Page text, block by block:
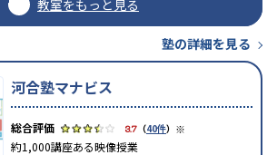
教室をもっと見る
塾の詳細を見る
河合塾マナビス
3.7 （40件） ※
約1,000講座ある映像授業